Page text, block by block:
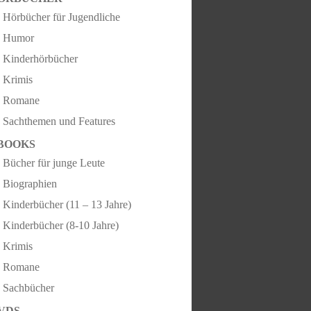
Hörbücher für Jugendliche
Humor
Kinderhörbücher
Krimis
Romane
Sachthemen und Features
Bücher für junge Leute
Biographien
Kinderbücher (11 – 13 Jahre)
Kinderbücher (8-10 Jahre)
Krimis
Romane
Sachbücher